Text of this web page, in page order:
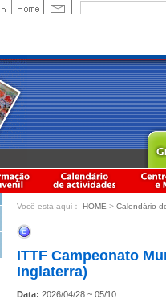
Você está aqui： HOME > Calendário
ITTF Campeonato
Inglaterra)
Data: 2026/04/28 ~ 05/10